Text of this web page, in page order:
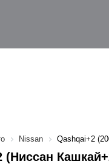
Nissan Qashqai+2
(Ниссан